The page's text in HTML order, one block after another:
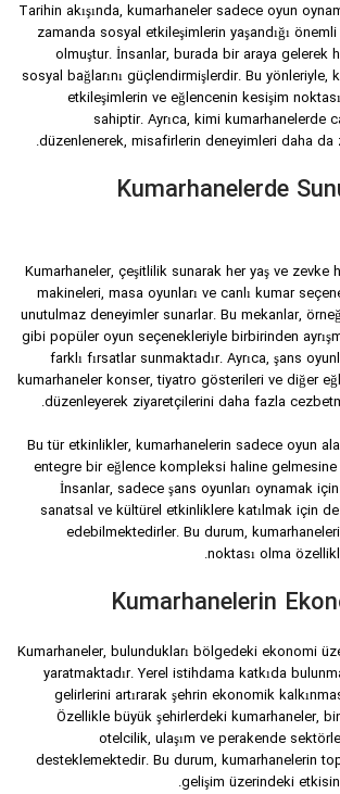
Tarihin akışında, kumarhaneler sadece oyun
zamanda sosyal etkileşimlerin yaşandığı
olmuştur. İnsanlar, burada bir araya gelerek
sosyal bağlarını güçlendirmişlerdir. Bu yönleriyle,
etkileşimlerin ve eğlencenin kesişim
sahiptir. Ayrıca, kimi kumarhanelerde
düzenlenerek, misafirlerin deneyimleri daha da
Kumarhanelerde
Kumarhaneler, çeşitlilik sunarak her yaş ve
makineleri, masa oyunları ve canlı kumar
unutulmaz deneyimler sunarlar. Bu mekanlar,
gibi popüler oyun seçenekleriyle birbirinden
farklı fırsatlar sunmaktadır. Ayrıca, şans
kumarhaneler konser, tiyatro gösterileri ve diğer
düzenleyerek ziyaretçilerini daha fazla
Bu tür etkinlikler, kumarhanelerin sadece oyun
entegre bir eğlence kompleksi haline gelmesine
İnsanlar, sadece şans oyunları oynamak
sanatsal ve kültürel etkinliklere katılmak için
edebilmektedirler. Bu durum,
noktası olma
Kumarhanelerin
Kumarhaneler, bulundukları bölgedeki ekonomi
yaratmaktadır. Yerel istihdama katkıda
gelirlerini artırarak şehrin ekonomik
Özellikle büyük şehirlerdeki kumarhaneler,
otelcilik, ulaşım ve perakende
desteklemektedir. Bu durum, kumarhanelerin
gelişim üzerindeki